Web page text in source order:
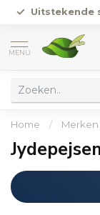
Uitstekende
MENU
Home / Merken